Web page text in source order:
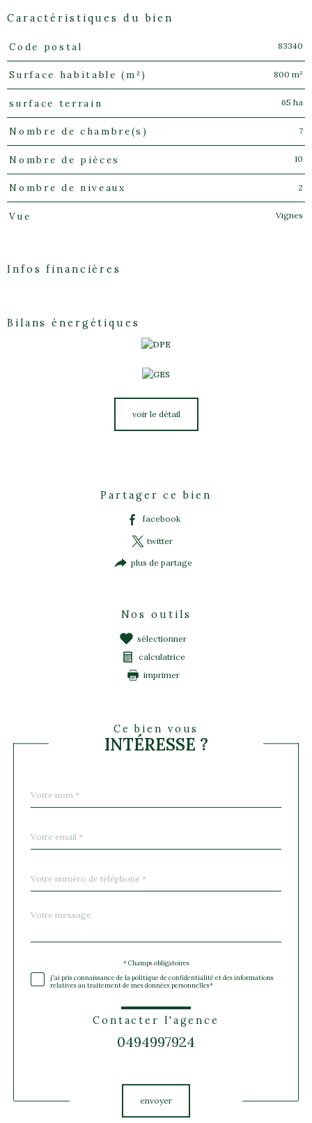
Caractéristiques du bien
Caractéristiques Valeurs
Code postal 83340
Surface habitable (m²) 800 m²
surface terrain 65 ha
Nombre de chambre(s) 7
Nombre de pièces 10
Nombre de niveaux 2
Vue Vignes
Infos financières
Bilans énergétiques
voir le détail
Partager ce bien
facebook
twitter
plus de partage
Nos outils
sélectionner
calculatrice
imprimer
Ce bien vous
INTÉRESSE ?
par
*
*
*
Fieldset
Message
*
* Champs obligatoires
j'ai pris connaissance de la politique de confidentialité et des informations
relatives au traitement de mes données personnelles*
Contacter l'agence
0494997924
envoyer